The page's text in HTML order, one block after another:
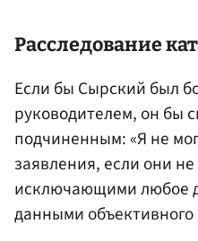
Расследование
Если бы Сырский был
руководителем, он бы
подчиненным: «Я не
заявления, если они
исключающими любое
данными объективного